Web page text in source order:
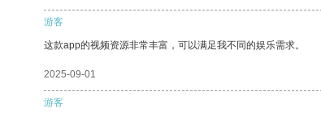
游客
这款app的视频资源非常丰富，可以满足我不同的娱乐需求。
2025-09-01
游客